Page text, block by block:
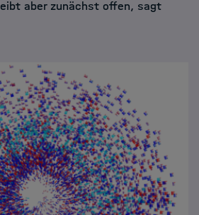
aber zunächst offen, sagt